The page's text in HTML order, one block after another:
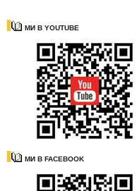
МИ В YOUTUBE
МИ В FACEBOOK